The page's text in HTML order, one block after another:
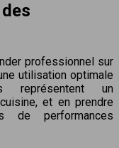
professionnel sur
utilisation optimale
représentent un
et en prendre
de performances